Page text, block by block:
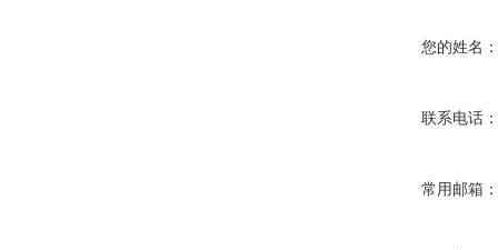
您的姓名：
联系电话：
常用邮箱：